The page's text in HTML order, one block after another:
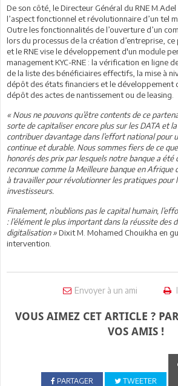
De son côté, le Directeur Général du RNE
l’aspect fonctionnel et révolutionnaire d’un tel
Outre les fonctionnalités de l’ouverture d’un
lors du processus de la création d’entreprise,
et le RNE vise le développement d'un module
management KYC-RNE : la vérification en ligne
de la liste des bénéficiaires effectifs, la mise à
dépôt des états financiers et le développement
dépôt des actes de nantissement ou de leasing.
« Nous ne pouvons qu’être contents de ce
sorte de capitaliser encore plus sur les DATA et
contribuer davantage dans l’effort national pour
continue et durable. Nous sommes fiers de ce
honorés des prix par lesquels notre banque a été
reconnue comme la Meilleure banque en Afrique
à travailler pour révolutionner les pratiques pour
investisseurs.
Finalement, n’oublions pas le capital humain,
: l’élément le plus important dans la réussite des
digitalisation »Dixit M. Mohamed Chouikha en
intervention.
Envoyer à un ami
VOUS AIMEZ CET ARTICLE ?
VOS AMIS !
PARTAGER TWEETER